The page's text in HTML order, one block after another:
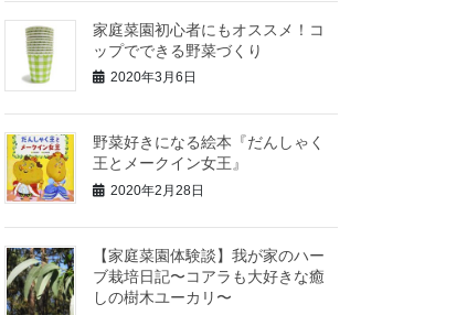
家庭菜園初心者にもオススメ！コ
ップでできる野菜づくり
2020年3月6日
野菜好きになる絵本『だんしゃく
王とメークイン女王』
2020年2月28日
【家庭菜園体験談】我が家のハー
ブ栽培日記〜コアラも大好きな癒
しの樹木ユーカリ〜